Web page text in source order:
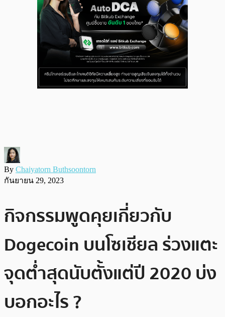
By Chaiyatorn Buthsoontorn
กันยายน 29, 2023
กิจกรรมพูดคุยเกี่ยวกับ
Dogecoin บนโซเชียล ร่วงแตะ
จุดต่ำสุดนับตั้งแต่ปี 2020 บ่ง
บอกอะไร ?